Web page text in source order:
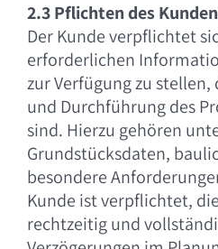
2.3 Pflichten des Kunden
Der Kunde verpflichtet
erforderlichen
zur Verfügung zu
und Durchführung des
sind. Hierzu gehören
Grundstücksdaten,
besondere
Kunde ist verpflichtet,
rechtzeitig und